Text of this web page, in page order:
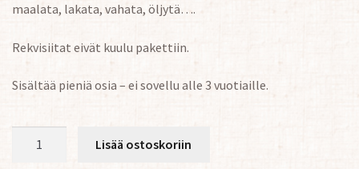
maalata, lakata, vahata, öljytä….
Rekvisiitat eivät kuulu pakettiin.
Sisältää pieniä osia – ei sovellu alle 3 vuotiaille.
Lisää ostoskoriin